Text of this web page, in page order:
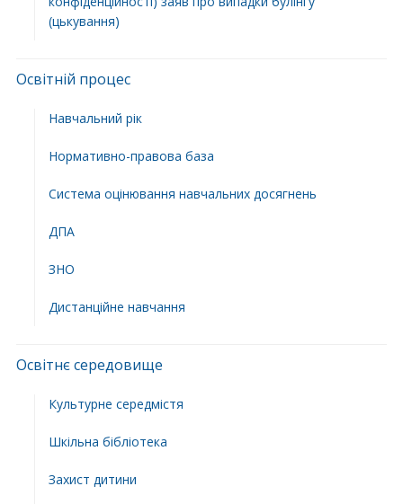
(цькування)
Освітній процес
Навчальний рік
Нормативно-правова база
Система оцінювання навчальних досягнень
ДПА
ЗНО
Дистанційне навчання
Освітнє середовище
Культурне середмістя
Шкільна бібліотека
Захист дитини